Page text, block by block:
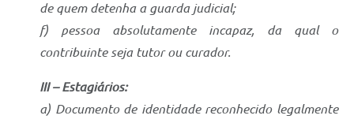
de quem detenha a guarda judicial;
f) pessoa absolutamente incapaz, da qual o
contribuinte seja tutor ou curador.
III – Estagiários:
a) Documento de identidade reconhecido legalmente